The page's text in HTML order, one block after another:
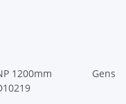
1200mm